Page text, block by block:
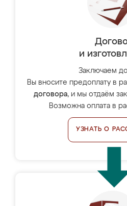
и
Заключаем
Вы вносите предоплату в
договора, и мы отдаём
Возможна оплата в
УЗНАТЬ О